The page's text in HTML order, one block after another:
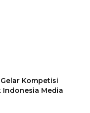
Kompetisi
Indonesia Media